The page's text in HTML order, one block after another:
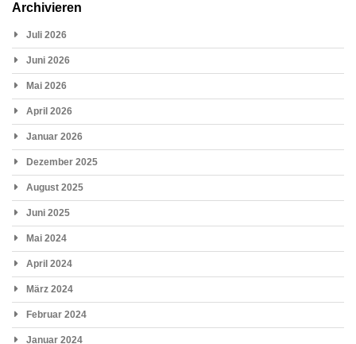
Archivieren
Juli 2026
Juni 2026
Mai 2026
April 2026
Januar 2026
Dezember 2025
August 2025
Juni 2025
Mai 2024
April 2024
März 2024
Februar 2024
Januar 2024